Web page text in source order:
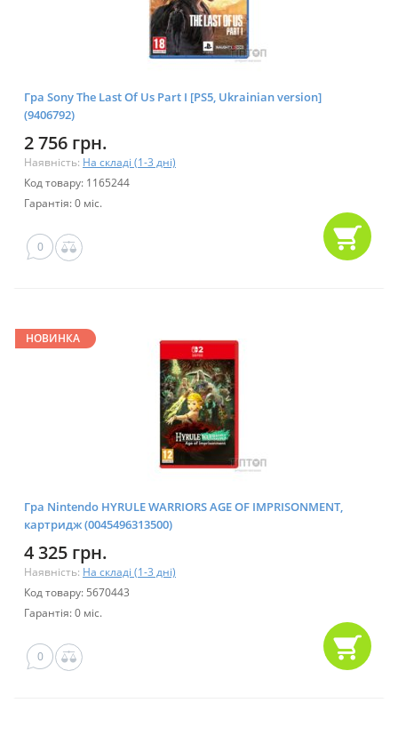
Гра Sony The Last Of Us Part I [PS5, Ukrainian version]
(9406792)
2 756 грн.
Наявність: На складі (1-3 дні)
Код товару: 1165244
Гарантія: 0 міс.
0
НОВИНКА
Гра Nintendo HYRULE WARRIORS AGE OF IMPRISONMENT,
картридж (0045496313500)
4 325 грн.
Наявність: На складі (1-3 дні)
Код товару: 5670443
Гарантія: 0 міс.
0